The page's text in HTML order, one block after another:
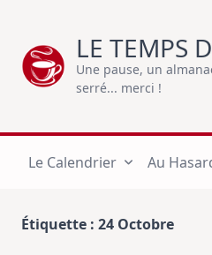
content
LE TEMPS
Une pause, un
serré... merci !
Le Calendrier Au
Étiquette : 24 Octobre